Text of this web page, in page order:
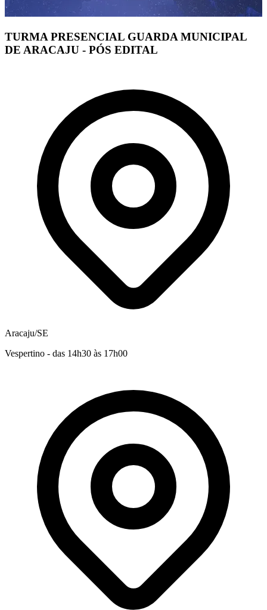
TURMA PRESENCIAL GUARDA MUNICIPAL
DE ARACAJU - PÓS EDITAL
Aracaju/SE
Vespertino - das 14h30 às 17h00